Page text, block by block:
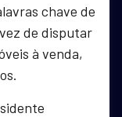
chave de
de disputar
à venda,